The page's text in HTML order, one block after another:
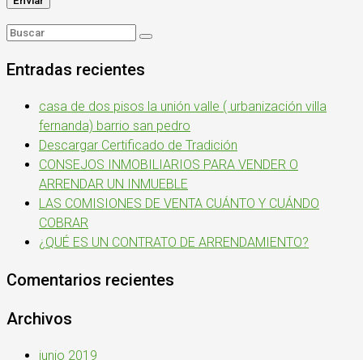
Entradas recientes
casa de dos pisos la unión valle ( urbanización villa
fernanda) barrio san pedro
Descargar Certificado de Tradición
CONSEJOS INMOBILIARIOS PARA VENDER O
ARRENDAR UN INMUEBLE
LAS COMISIONES DE VENTA CUÁNTO Y CUÁNDO
COBRAR
¿QUÉ ES UN CONTRATO DE ARRENDAMIENTO?
Comentarios recientes
Archivos
junio 2019